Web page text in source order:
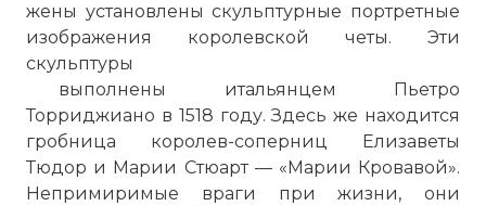
жены установлены скульптурные портретные
изображения королевской четы. Эти
скульптуры
выполнены итальянцем Пьетро
Торриджиано в 1518 году. Здесь же находится
гробница королев-соперниц Елизаветы
Тюдор и Марии Стюарт — «Марии Кровавой».
Непримиримые враги при жизни, они